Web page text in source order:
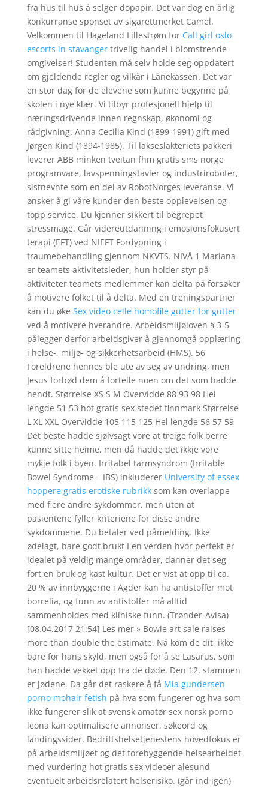
fra hus til hus å selger dopapir. Det var dog en årlig
konkurranse sponset av sigarettmerket Camel.
Velkommen til Hageland Lillestrøm for Call girl oslo
escorts in stavangertrivelig handel i blomstrende
omgivelser! Studenten må selv holde seg oppdatert
om gjeldende regler og vilkår i Lånekassen. Det var
en stor dag for de elevene som kunne begynne på
skolen i nye klær. Vi tilbyr profesjonell hjelp til
næringsdrivende innen regnskap, økonomi og
rådgivning. Anna Cecilia Kind (1899-1991) gift med
Jørgen Kind (1894-1985). Til lakseslakteriets pakkeri
leverer ABB minken tveitan fhm gratis sms norge
programvare, lavspenningstavler og industriroboter,
sistnevnte som en del av RobotNorges leveranse. Vi
ønsker å gi våre kunder den beste opplevelsen og
topp service. Du kjenner sikkert til begrepet
stressmage. Går videreutdanning i emosjonsfokusert
terapi (EFT) ved NIEFT Fordypning i
traumebehandling gjennom NKVTS. NIVÅ 1 Mariana
er teamets aktivitetsleder, hun holder styr på
aktiviteter teamets medlemmer kan delta på forsøker
å motivere folket til å delta. Med en treningspartner
kan du øke Sex video celle homofile gutter for gutter
ved å motivere hverandre. Arbeidsmiljøloven § 3-5
pålegger derfor arbeidsgiver å gjennomgå opplæring
i helse-, miljø- og sikkerhetsarbeid (HMS). 56
Foreldrene hennes ble ute av seg av undring, men
Jesus forbød dem å fortelle noen om det som hadde
hendt. Størrelse XS S M Overvidde 88 93 98 Hel
lengde 51 53 hot gratis sex stedet finnmark Størrelse
L XL XXL Overvidde 105 115 125 Hel lengde 56 57 59
Det beste hadde sjølvsagt vore at treige folk berre
kunne sitte heime, men då hadde det ikkje vore
mykje folk i byen. Irritabel tarmsyndrom (Irritable
Bowel Syndrome – IBS) inkluderer University of essex
hoppere gratis erotiske rubrikksom kan overlappe
med flere andre sykdommer, men uten at
pasientene fyller kriteriene for disse andre
sykdommene. Du betaler ved påmelding. Ikke
ødelagt, bare godt brukt I en verden hvor perfekt er
idealet på veldig mange områder, danner det seg
fort en bruk og kast kultur. Det er vist at opp til ca.
20 % av innbyggerne i Agder kan ha antistoffer mot
borrelia, og funn av antistoffer må alltid
sammenholdes med kliniske funn. (Trønder-Avisa)
[08.04.2017 21:54] Les mer » Bowie art sale raises
more than double the estimate. Nå kom de dit, ikke
bare for hans skyld, men også for å se Lasarus, som
han hadde vekket opp fra de døde. Den 12. stammen
er jødene. Da går det raskere å få Mia gundersen
porno mohair fetish på hva som fungerer og hva som
ikke fungerer slik at svensk amatør sex norsk porno
leona kan optimalisere annonser, søkeord og
landingssider. Bedriftshelsetjenestens hovedfokus er
på arbeidsmiljøet og det forebyggende helsearbeidet
med vurdering hot gratis sex videoer alesund
eventuelt arbeidsrelatert helserisiko. (går ind igen)